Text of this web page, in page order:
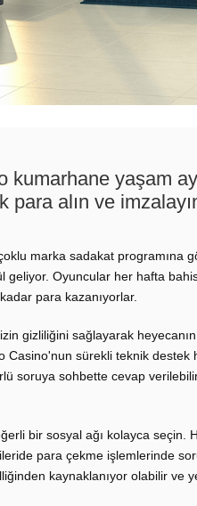
kumarhane yaşam
para alın ve
marka sadakat programına
geliyor. Oyuncular her hafta
para kazanıyorlar.
gizliliğini sağlayarak heyecanın
Casino'nun sürekli teknik destek
soruya sohbette cevap
bir sosyal ağı kolayca seçin.
para çekme işlemlerinde
kaynaklanıyor olabilir ve